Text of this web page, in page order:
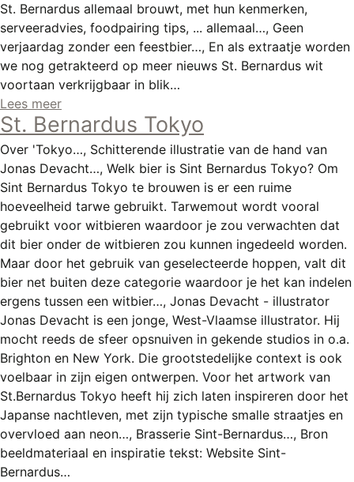
St. Bernardus allemaal brouwt, met hun kenmerken,
serveeradvies, foodpairing tips, ... allemaal…, Geen
verjaardag zonder een feestbier…, En als extraatje worden
we nog getrakteerd op meer nieuws St. Bernardus wit
voortaan verkrijgbaar in blik…
Lees meer
St. Bernardus Tokyo
Over 'Tokyo…, Schitterende illustratie van de hand van
Jonas Devacht…, Welk bier is Sint Bernardus Tokyo? Om
Sint Bernardus Tokyo te brouwen is er een ruime
hoeveelheid tarwe gebruikt. Tarwemout wordt vooral
gebruikt voor witbieren waardoor je zou verwachten dat
dit bier onder de witbieren zou kunnen ingedeeld worden.
Maar door het gebruik van geselecteerde hoppen, valt dit
bier net buiten deze categorie waardoor je het kan indelen
ergens tussen een witbier…, Jonas Devacht - illustrator
Jonas Devacht is een jonge, West-Vlaamse illustrator. Hij
mocht reeds de sfeer opsnuiven in gekende studios in o.a.
Brighton en New York. Die grootstedelijke context is ook
voelbaar in zijn eigen ontwerpen. Voor het artwork van
St.Bernardus Tokyo heeft hij zich laten inspireren door het
Japanse nachtleven, met zijn typische smalle straatjes en
overvloed aan neon…, Brasserie Sint-Bernardus…, Bron
beeldmateriaal en inspiratie tekst: Website Sint-
Bernardus…